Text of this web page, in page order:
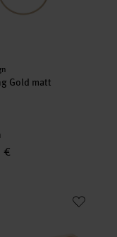
Gold matt
€
für Metallringe &